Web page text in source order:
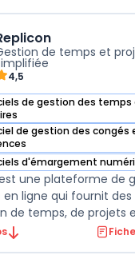
collaborer avec leur
de temps et
4,5
de gestion des temps
dans cette catégorie
de gestion des congés
dans cette catégorie
d'émargement
dans cette catégorie
une plateforme de
ligne qui fournit des
de temps, de projets
temps. Elle permet à